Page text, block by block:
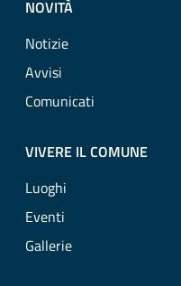
NOVITÀ
Notizie
Avvisi
Comunicati
VIVERE IL COMUNE
Luoghi
Eventi
Gallerie